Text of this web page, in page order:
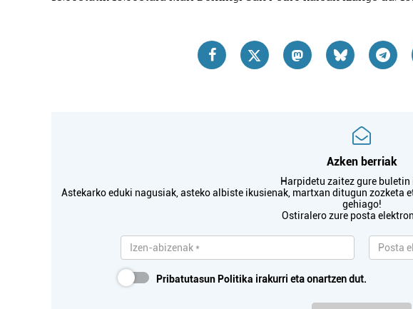
Azken berriak
Harpidetu zaitez gure buletin
Astekarko eduki nagusiak, asteko albiste ikusienak, martxan ditugun zozketa
gehiago!
Ostiralero zure posta
Pribatutasun Politika irakurri eta onartzen dut.